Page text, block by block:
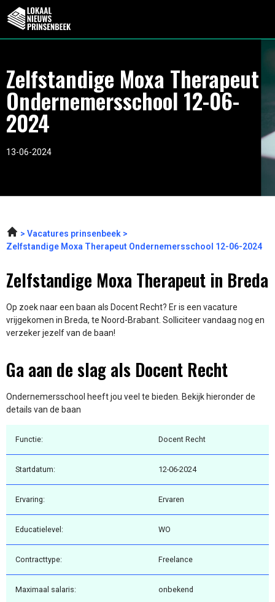
Zelfstandige Moxa Therapeut
Ondernemersschool 12-06-
2024
13-06-2024
Vacatures prinsenbeek
Zelfstandige Moxa Therapeut Ondernemersschool 12-06-2024
Zelfstandige Moxa Therapeut in Breda
Op zoek naar een baan als Docent Recht? Er is een vacature
vrijgekomen in Breda, te Noord-Brabant. Solliciteer vandaag nog en
verzeker jezelf van de baan!
Ga aan de slag als Docent Recht
Ondernemersschool heeft jou veel te bieden. Bekijk hieronder de
details van de baan
Functie: Docent Recht
Startdatum: 12-06-2024
Ervaring: Ervaren
Educatielevel: WO
Contracttype: Freelance
Maximaal salaris: onbekend